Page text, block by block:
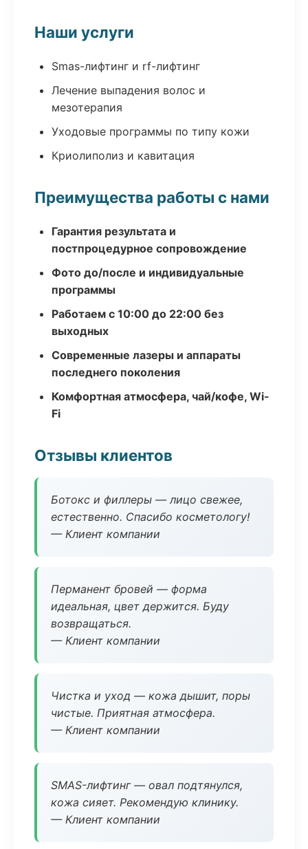
Наши услуги
Smas-лифтинг и rf-лифтинг
Лечение выпадения волос и
мезотерапия
Уходовые программы по типу кожи
Криолиполиз и кавитация
Преимущества работы с нами
Гарантия результата и
постпроцедурное сопровождение
Фото до/после и индивидуальные
программы
Работаем с 10:00 до 22:00 без
выходных
Современные лазеры и аппараты
последнего поколения
Комфортная атмосфера, чай/кофе, Wi-
Fi
Отзывы клиентов
Ботокс и филлеры — лицо свежее,
естественно. Спасибо косметологу!
— Клиент компании
Перманент бровей — форма
идеальная, цвет держится. Буду
возвращаться.
— Клиент компании
Чистка и уход — кожа дышит, поры
чистые. Приятная атмосфера.
— Клиент компании
SMAS-лифтинг — овал подтянулся,
кожа сияет. Рекомендую клинику.
— Клиент компании